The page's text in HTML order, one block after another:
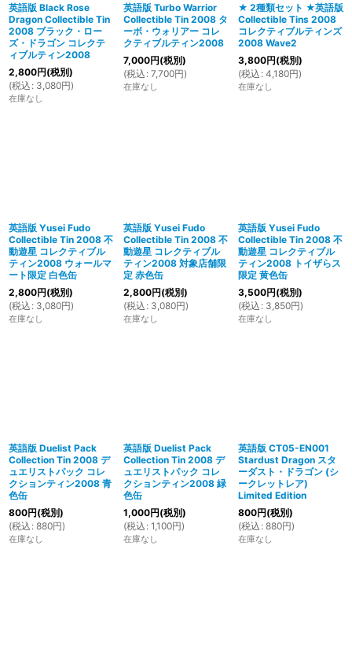
英語版 Black Rose
Dragon Collectible Tin
2008 ブラック・ロー
ズ・ドラゴン コレクテ
ィブルティン2008
2,800円(税別)
(税込 : 3,080円)
在庫なし
英語版 Turbo Warrior
Collectible Tin 2008 タ
ーボ・ウォリアー コレ
クティブルティン2008
7,000円(税別)
(税込 : 7,700円)
在庫なし
★ 2種類セット ★英語版
Collectible Tins 2008
コレクティブルティンズ
2008 Wave2
3,800円(税別)
(税込 : 4,180円)
在庫なし
英語版 Yusei Fudo
Collectible Tin 2008 不
動遊星 コレクティブル
ティン2008 ウォールマ
ート限定 白色缶
2,800円(税別)
(税込 : 3,080円)
在庫なし
英語版 Yusei Fudo
Collectible Tin 2008 不
動遊星 コレクティブル
ティン2008 対象店舗限
定 赤色缶
2,800円(税別)
(税込 : 3,080円)
在庫なし
英語版 Yusei Fudo
Collectible Tin 2008 不
動遊星 コレクティブル
ティン2008 トイザらス
限定 黄色缶
3,500円(税別)
(税込 : 3,850円)
在庫なし
英語版 Duelist Pack
Collection Tin 2008 デ
ュエリストパック コレ
クションティン2008 青
色缶
800円(税別)
(税込 : 880円)
在庫なし
英語版 Duelist Pack
Collection Tin 2008 デ
ュエリストパック コレ
クションティン2008 緑
色缶
1,000円(税別)
(税込 : 1,100円)
在庫なし
英語版 CT05-EN001
Stardust Dragon スタ
ーダスト・ドラゴン (シ
ークレットレア)
Limited Edition
800円(税別)
(税込 : 880円)
在庫なし